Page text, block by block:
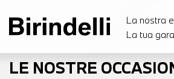
La nostra
La tua
LE NOSTRE